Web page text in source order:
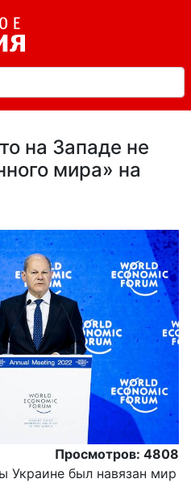
на Западе не
мира» на
Просмотров: 4808
Украине был навязан мир